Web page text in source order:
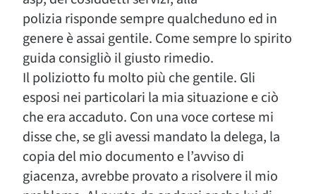
polizia risponde sempre qualcheduno ed in
genere è assai gentile. Come sempre lo spirito
guida consigliò il giusto rimedio.
Il poliziotto fu molto più che gentile. Gli
esposi nei particolari la mia situazione e ciò
che era accaduto. Con una voce cortese mi
disse che, se gli avessi mandato la delega, la
copia del mio documento e l’avviso di
giacenza, avrebbe provato a risolvere il mio